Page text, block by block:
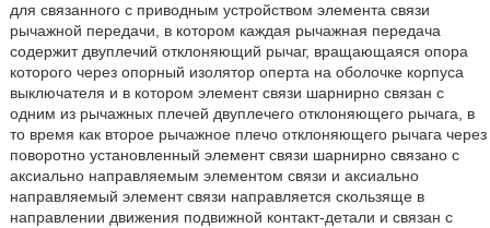
для связанного с приводным устройством элемента связи
рычажной передачи, в котором каждая рычажная передача
содержит двуплечий отклоняющий рычаг, вращающаяся опора
которого через опорный изолятор оперта на оболочке корпуса
выключателя и в котором элемент связи шарнирно связан с
одним из рычажных плечей двуплечего отклоняющего рычага, в
то время как второе рычажное плечо отклоняющего рычага через
поворотно установленный элемент связи шарнирно связано с
аксиально направляемым элементом связи и аксиально
направляемый элемент связи направляется скользяще в
направлении движения подвижной контакт-детали и связан с